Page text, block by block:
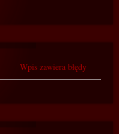
Wpis zawiera błędy